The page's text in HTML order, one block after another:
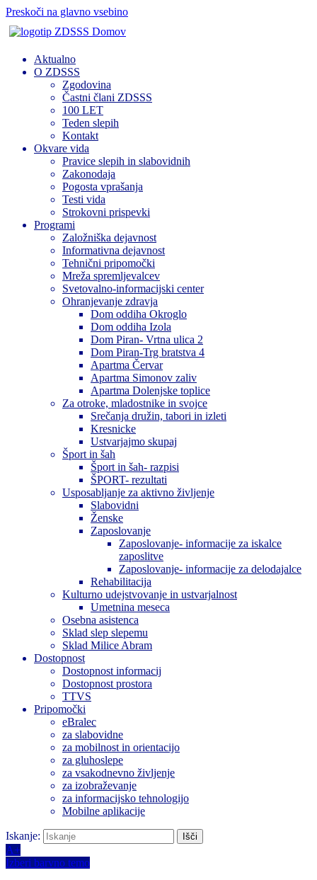
Preskoči na glavno vsebino
Domov
Aktualno
O ZDSSS
Zgodovina
Častni člani ZDSSS
100 LET
Teden slepih
Kontakt
Okvare vida
Pravice slepih in slabovidnih
Zakonodaja
Pogosta vprašanja
Testi vida
Strokovni prispevki
Programi
Založniška dejavnost
Informativna dejavnost
Tehnični pripomočki
Mreža spremljevalcev
Svetovalno-informacijski center
Ohranjevanje zdravja
Dom oddiha Okroglo
Dom oddiha Izola
Dom Piran- Vrtna ulica 2
Dom Piran-Trg bratstva 4
Apartma Červar
Apartma Simonov zaliv
Apartma Dolenjske toplice
Za otroke, mladostnike in svojce
Srečanja družin, tabori in izleti
Kresnicke
Ustvarjajmo skupaj
Šport in šah
Šport in šah- razpisi
ŠPORT- rezultati
Usposabljanje za aktivno življenje
Slabovidni
Ženske
Zaposlovanje
Zaposlovanje- informacije za iskalce
zaposlitve
Zaposlovanje- informacije za delodajalce
Rehabilitacija
Kulturno udejstvovanje in ustvarjalnost
Umetnina meseca
Osebna asistenca
Sklad slep slepemu
Sklad Milice Abram
Dostopnost
Dostopnost informacij
Dostopnost prostora
TTVS
Pripomočki
eBralec
za slabovidne
za mobilnost in orientacijo
za gluhoslepe
za vsakodnevno življenje
za izobraževanje
za informacijsko tehnologijo
Mobilne aplikacije
Iskanje:
A+
Izberi barvno temo